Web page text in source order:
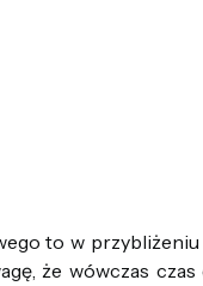
to w
że wówczas